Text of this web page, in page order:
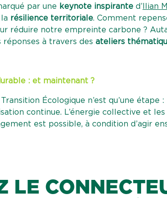
par une keynote inspirante d’ Ilian
résilience territoriale. Comment
réduire notre empreinte carbone ?
à travers des ateliers
: et maintenant ?
Écologique n’est qu’une
continue. L’énergie collective et
est possible, à condition d’agir
LE